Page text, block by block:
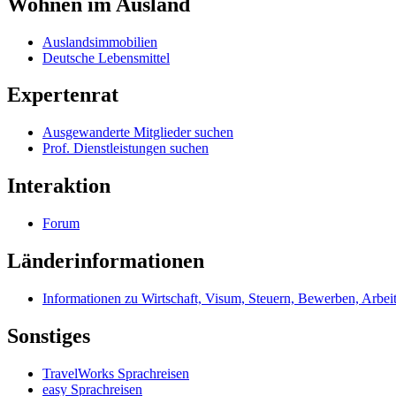
Auslandsimmobilien
Deutsche Lebensmittel
Expertenrat
Ausgewanderte Mitglieder suchen
Prof. Dienstleistungen suchen
Interaktion
Forum
Länderinformationen
Informationen zu Wirtschaft, Visum, Steuern, Bewerben,
Sonstiges
TravelWorks Sprachreisen
easy Sprachreisen